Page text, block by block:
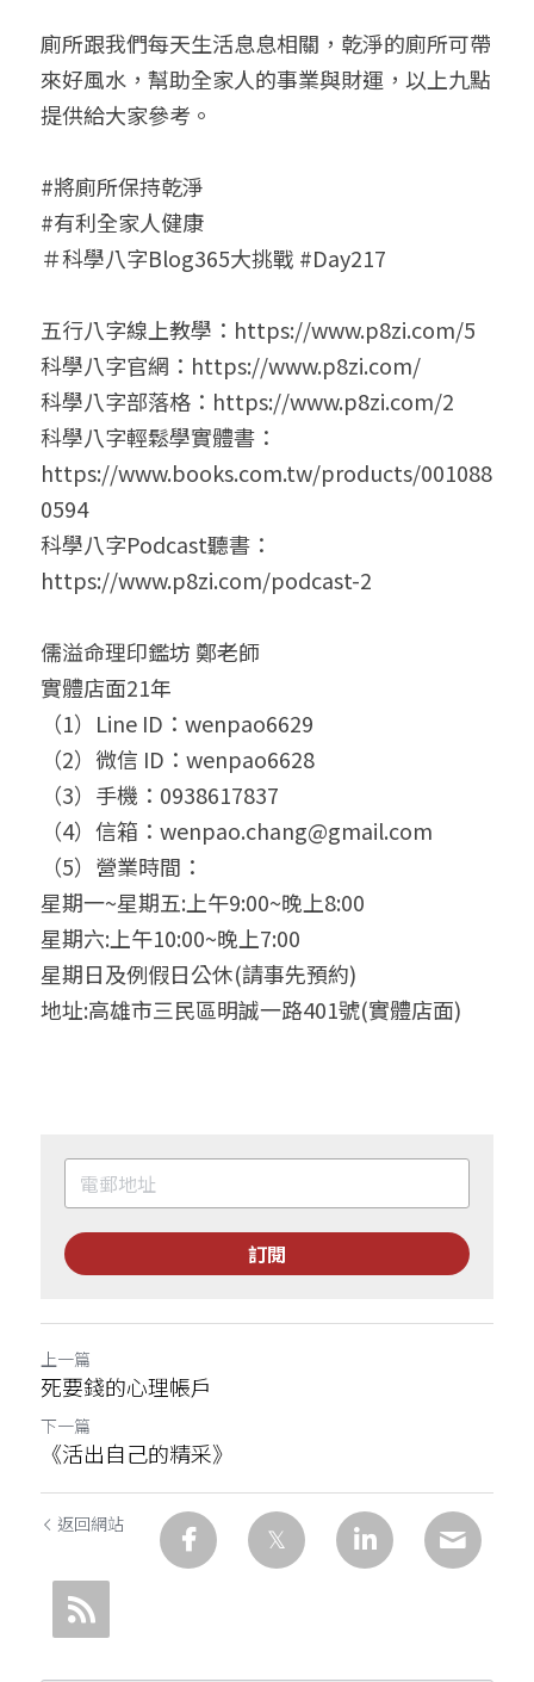
廁所跟我們每天生活息息相關，乾淨的廁所可帶
來好風水，幫助全家人的事業與財運，以上九點
提供給大家參考。
#將廁所保持乾淨
#有利全家人健康
＃科學八字Blog365大挑戰 #Day217
五行八字線上教學：https://www.p8zi.com/5
科學八字官網：https://www.p8zi.com/
科學八字部落格：https://www.p8zi.com/2
科學八字輕鬆學實體書：
https://www.books.com.tw/products/001088
0594
科學八字Podcast聽書：
https://www.p8zi.com/podcast-2
儒溢命理印鑑坊 鄭老師
實體店面21年
（1）Line ID：wenpao6629
（2）微信 ID：wenpao6628
（3）手機：0938617837
（4）信箱：wenpao.chang@gmail.com
（5）營業時間：
星期一~星期五:上午9:00~晚上8:00
星期六:上午10:00~晚上7:00
星期日及例假日公休(請事先預約)
地址:高雄市三民區明誠一路401號(實體店面)
訂閱
上一篇
死要錢的心理帳戶
下一篇
《活出自己的精采》
返回網站